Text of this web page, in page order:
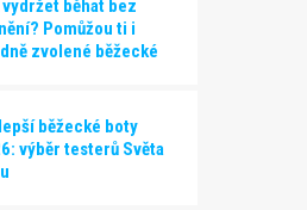
vydržet běhat bez
Pomůžou ti i
zvolené běžecké
běžecké boty
výběr testerů Světa